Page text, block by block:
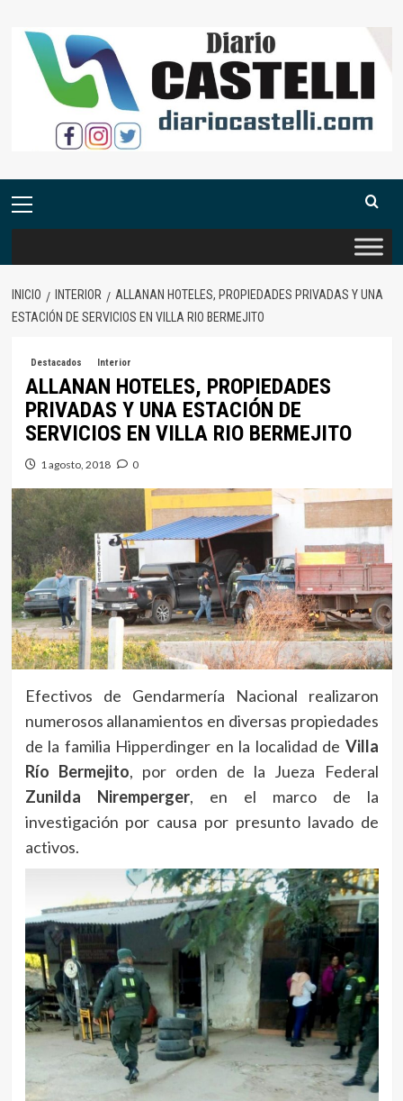
contenido
Menú
INICIO INTERIOR
ALLANAN HOTELES, PROPIEDADES PRIVADAS Y UNA
ESTACIÓN DE SERVICIOS EN VILLA RIO BERMEJITO
Destacados Interior
ALLANAN HOTELES, PROPIEDADES
PRIVADAS Y UNA ESTACIÓN DE
SERVICIOS EN VILLA RIO BERMEJITO
1 agosto, 2018 0
Efectivos de Gendarmería Nacional realizaron
numerosos allanamientos en diversas propiedades
de la familia Hipperdinger en la localidad de Villa
Río Bermejito, por orden de la Jueza Federal
Zunilda Niremperger, en el marco de la
investigación por causa por presunto lavado de
activos.